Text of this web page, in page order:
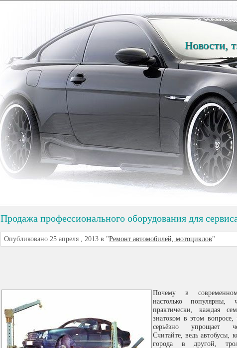
Новости,
Продажа профессионального оборудования для
Опубликовано 25 апреля , 2013 в "Ремонт автомобилей, мотоциклов"
Почему в
настолько популярны,
практически, каждая
знатоком в этом вопросе,
серьёзно упрощает
Считайте, ведь автобусы,
города в другой,